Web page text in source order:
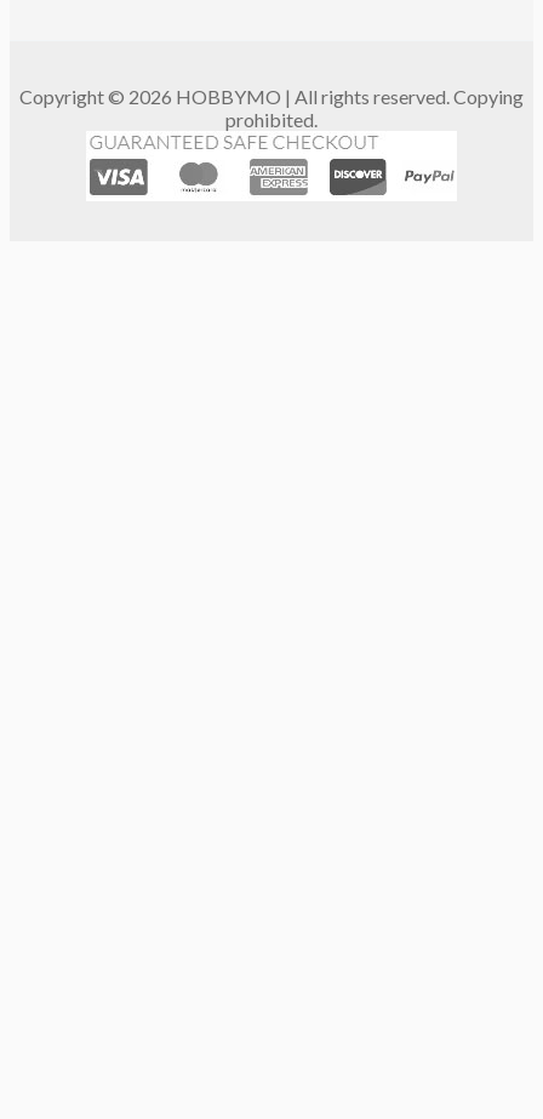
Copyright © 2026 HOBBYMO | All rights reserved. Copying
prohibited.